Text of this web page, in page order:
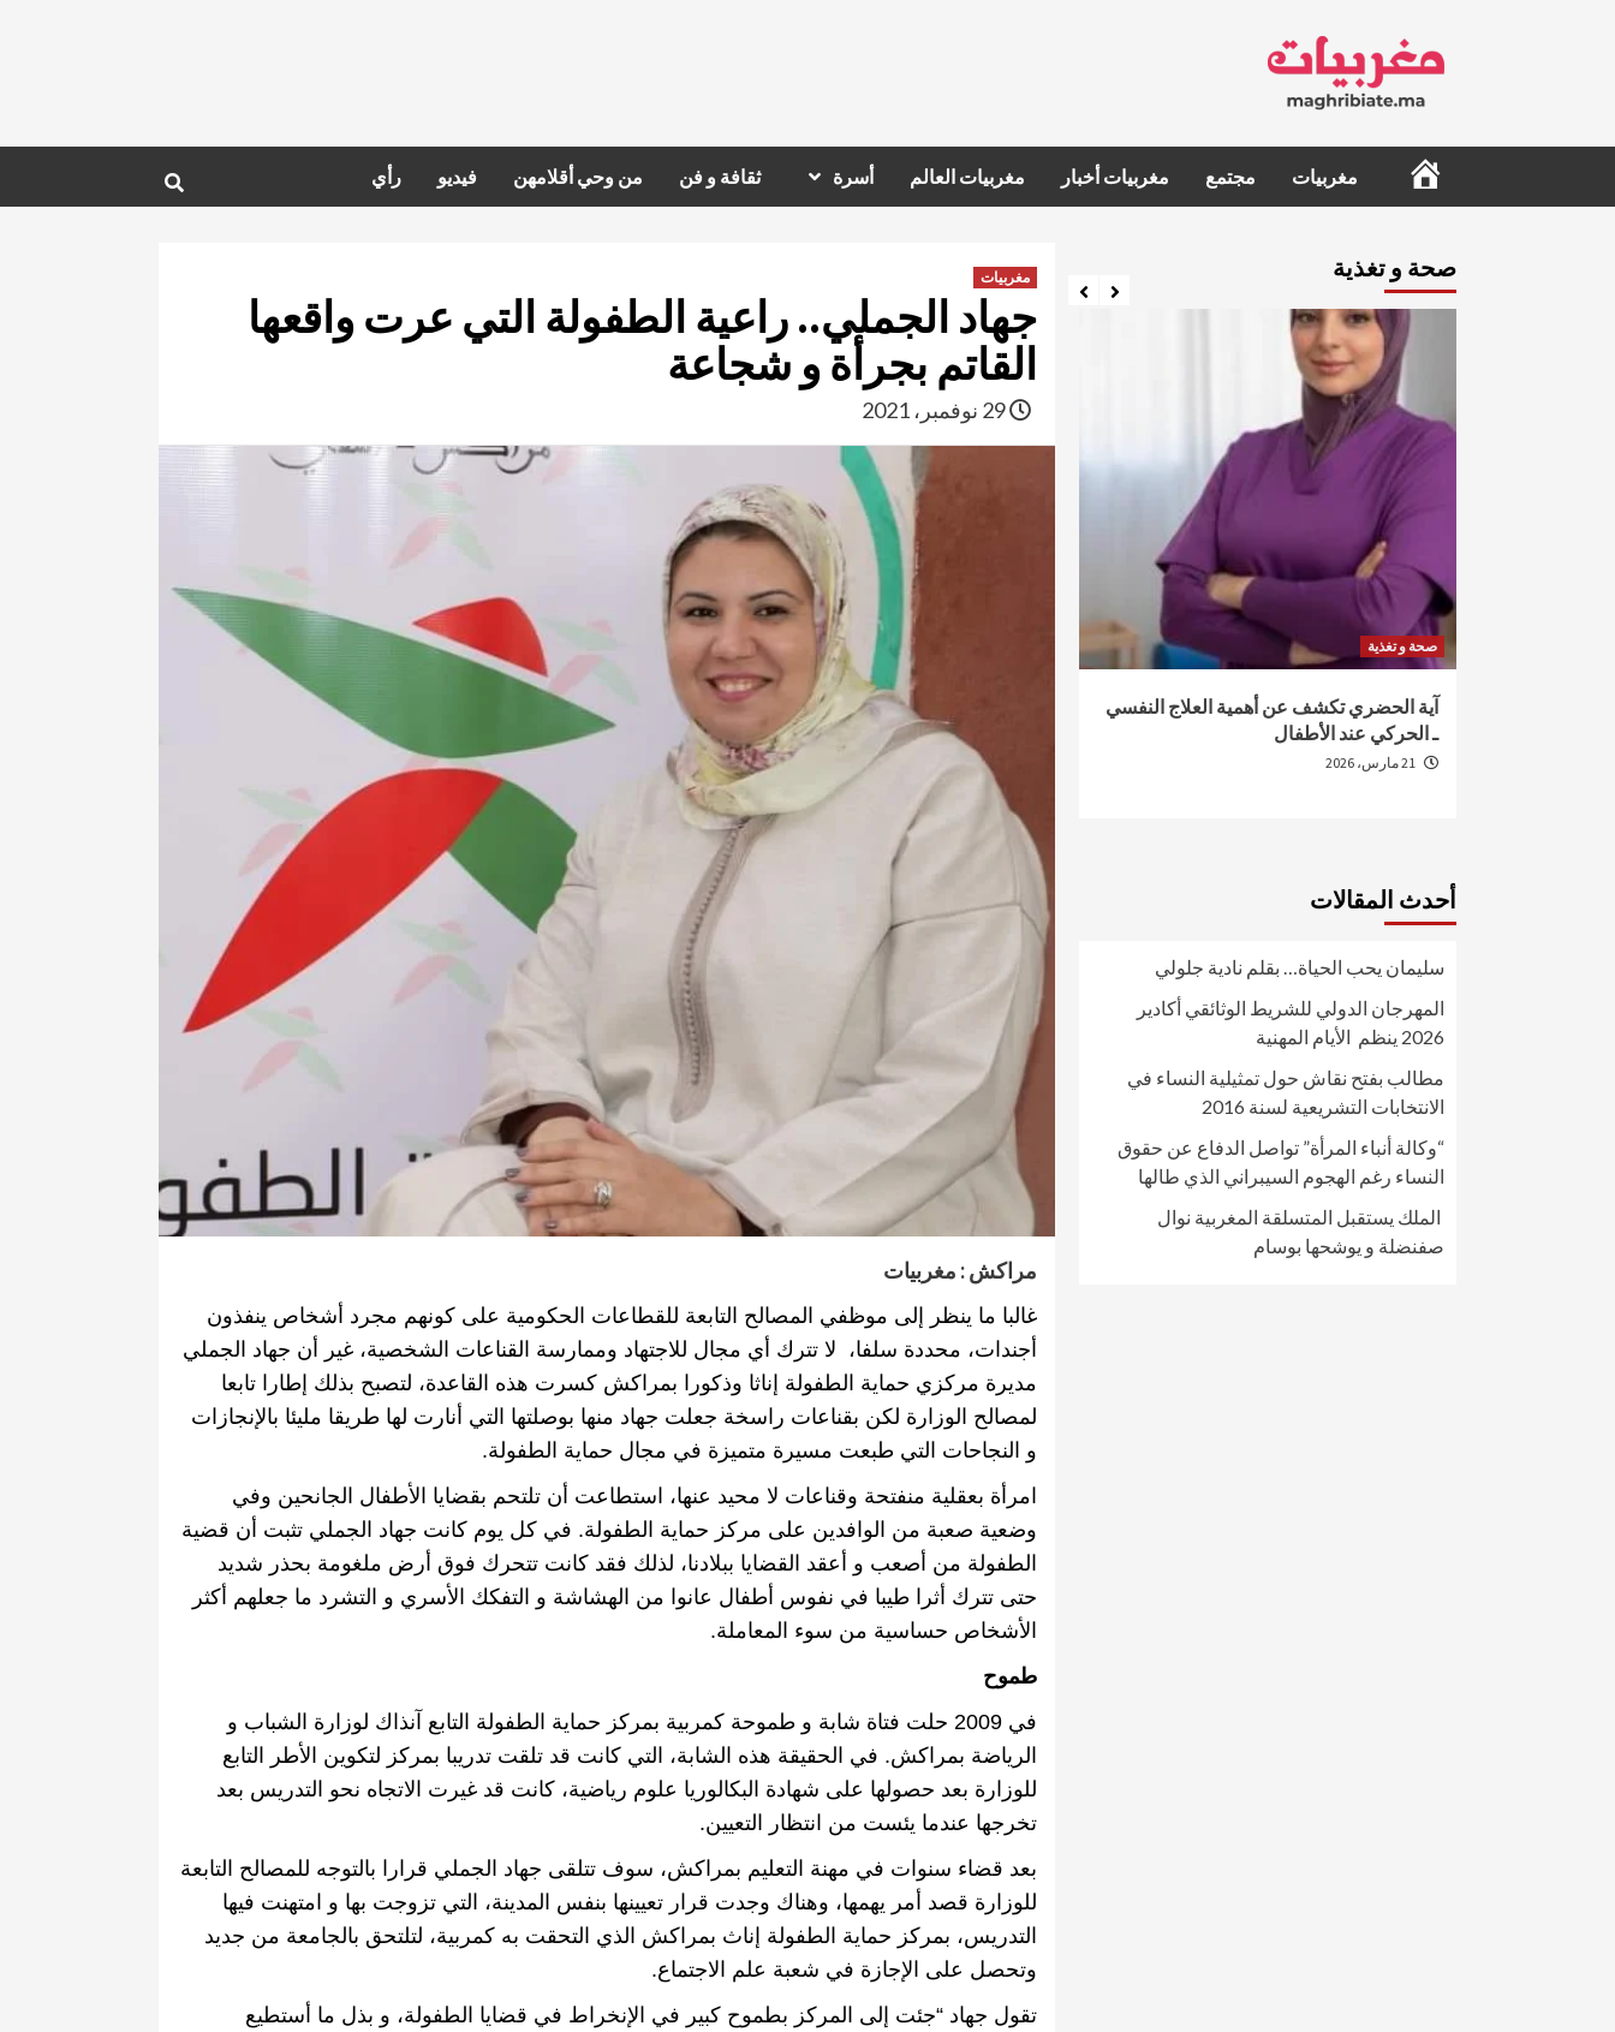
الرئيسيةمغربيات مجتمع مغربيات أخبار مغربيات العالم أسرة ثقافة و فن من وحي أقلامهن فيديو رأي
مغربيات
جهاد الجملي.. راعية الطفولة التي عرت واقعها
القاتم بجرأة و شجاعة
مراكش : مغربيات
غالبا ما ينظر إلى موظفي المصالح التابعة للقطاعات الحكومية على كونهم مجرد أشخاص ينفذون
أجندات، محددة سلفا، لا تترك أي مجال للاجتهاد وممارسة القناعات الشخصية، غير أن جهاد الجملي
مديرة مركزي حماية الطفولة إناثا وذكورا بمراكش كسرت هذه القاعدة، لتصبح بذلك إطارا تابعا
لمصالح الوزارة لكن بقناعات راسخة جعلت جهاد منها بوصلتها التي أنارت لها طريقا مليئا بالإنجازات
و النجاحات التي طبعت مسيرة متميزة في مجال حماية الطفولة.
امرأة بعقلية منفتحة وقناعات لا محيد عنها، استطاعت أن تلتحم بقضايا الأطفال الجانحين وفي
وضعية صعبة من الوافدين على مركز حماية الطفولة. في كل يوم كانت جهاد الجملي تثبت أن قضية
الطفولة من أصعب و أعقد القضايا ببلادنا، لذلك فقد كانت تتحرك فوق أرض ملغومة بحذر شديد
حتى تترك أثرا طيبا في نفوس أطفال عانوا من الهشاشة و التفكك الأسري و التشرد ما جعلهم أكثر
الأشخاص حساسية من سوء المعاملة.
طموح
في 2009 حلت فتاة شابة و طموحة كمربية بمركز حماية الطفولة التابع آنذاك لوزارة الشباب و
الرياضة بمراكش. في الحقيقة هذه الشابة، التي كانت قد تلقت تدريبا بمركز لتكوين الأطر التابع
للوزارة بعد حصولها على شهادة البكالوريا علوم رياضية، كانت قد غيرت الاتجاه نحو التدريس بعد
تخرجها عندما يئست من انتظار التعيين.
بعد قضاء سنوات في مهنة التعليم بمراكش، سوف تتلقى جهاد الجملي قرارا بالتوجه للمصالح التابعة
للوزارة قصد أمر يهمها، وهناك وجدت قرار تعيينها بنفس المدينة، التي تزوجت بها و امتهنت فيها
التدريس، بمركز حماية الطفولة إناث بمراكش الذي التحقت به كمربية، لتلتحق بالجامعة من جديد
وتحصل على الإجازة في شعبة علم الاجتماع.
تقول جهاد “جئت إلى المركز بطموح كبير في الإنخراط في قضايا الطفولة، و بذل ما أستطيع
صحة و تغذية
صحة و تغذية
آية الحضري تكشف عن أهمية العلاج النفسي
ـ الحركي عند الأطفال
خلال ندوة علمية…الإعلان عن انطلاق علاج
سرطان البروستات في المغرب بتقنية
“الهايفو”
مراكش تحتضن مؤتمرا علميا يسلط الضوء
على أمراض البروستات
أحدث المقالات
سليمان يحب الحياة… بقلم نادية جلولي
المهرجان الدولي للشريط الوثائقي أكادير
2026 ينظم الأيام المهنية
مطالب بفتح نقاش حول تمثيلية النساء في
الانتخابات التشريعية لسنة 2016
“وكالة أنباء المرأة” تواصل الدفاع عن حقوق
النساء رغم الهجوم السيبراني الذي طالها
الملك يستقبل المتسلقة المغربية نوال
صفنضلة و يوشحها بوسام